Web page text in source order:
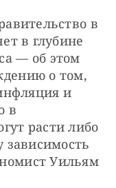
в
в глубине
— об этом
о том,
и
в
расти либо
зависимость
Уильям